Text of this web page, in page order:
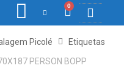
0
Picolé
Etiquetas
PERSON BOPP